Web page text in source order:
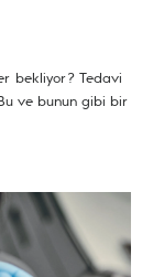
bekliyor? Tedavi
ve bunun gibi bir